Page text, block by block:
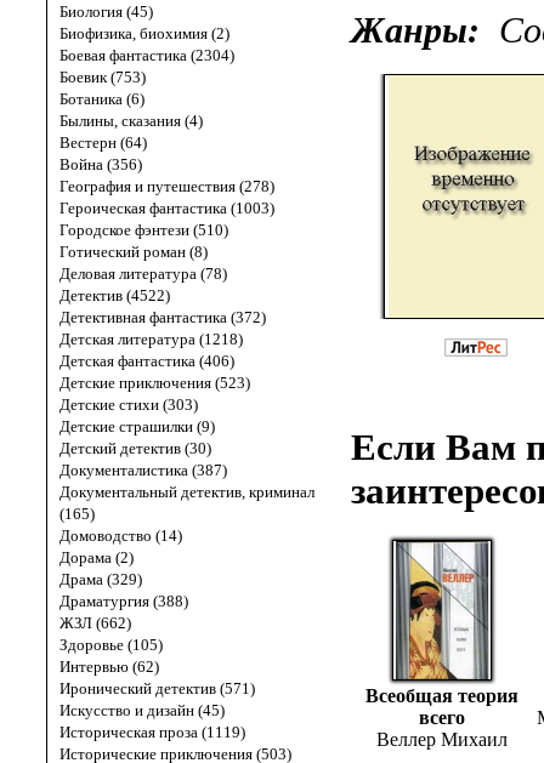
Биология (45)
Биофизика, биохимия (2)
Боевая фантастика (2304)
Боевик (753)
Ботаника (6)
Былины, сказания (4)
Вестерн (64)
Война (356)
География и путешествия (278)
Героическая фантастика (1003)
Городское фэнтези (510)
Готический роман (8)
Деловая литература (78)
Детектив (4522)
Детективная фантастика (372)
Детская литература (1218)
Детская фантастика (406)
Детские приключения (523)
Детские стихи (303)
Детские страшилки (9)
Детский детектив (30)
Документалистика (387)
Документальный детектив, криминал
(165)
Домоводство (14)
Дорама (2)
Драма (329)
Драматургия (388)
ЖЗЛ (662)
Здоровье (105)
Интервью (62)
Иронический детектив (571)
Искусство и дизайн (45)
Историческая проза (1119)
Исторические приключения (503)
Жанры:
Если Вам
Всеобщая теория
всего
Веллер Михаил